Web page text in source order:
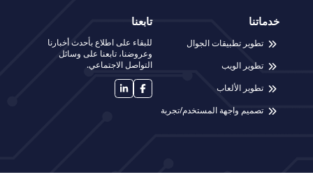
خدماتنا
تطوير تطبيقات الجوال
تطوير الويب
تطوير الألعاب
تصميم واجهة المستخدم/تجربة
تابعنا
للبقاء على اطلاع بأحدث أخبارنا
وعروضنا، تابعنا على وسائل
التواصل الاجتماعي.